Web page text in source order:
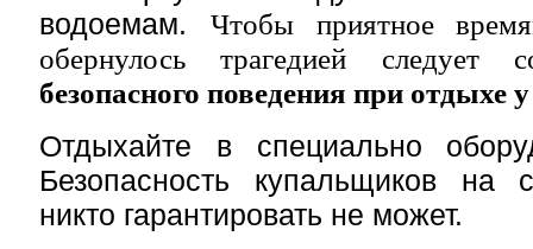
водоемам. Чтобы приятное
обернулось трагедией следует
безопасного поведения при отдыхе
Отдыхайте в специально
Безопасность купальщиков на
никто гарантировать не может.